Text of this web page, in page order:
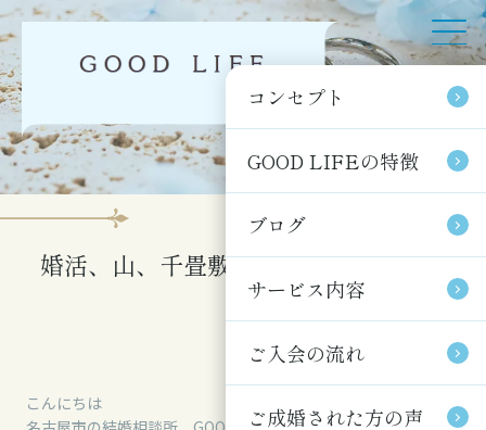
コンセプト
GOOD LIFEの特徴
ブログ
サービス内容
ご入会の流れ
ご成婚された方の声
コンセプト
GOOD LIFEの特徴
ブログ
サービス内容
ご入会の流れ
ご成婚された方の声
婚活、山、千畳敷カール、木曽駒ケ岳
こんにちは